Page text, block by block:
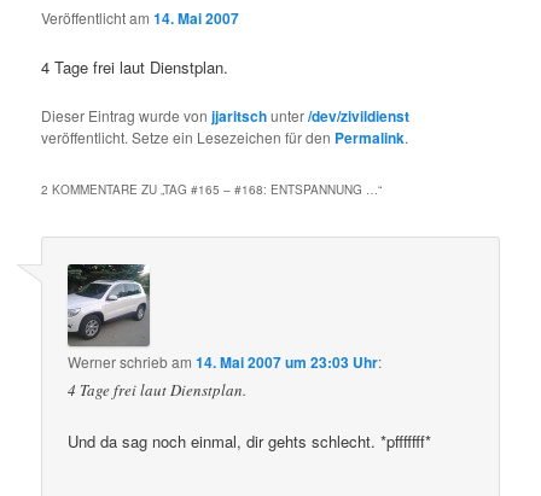
Veröffentlicht am14. Mai 2007
4 Tage frei laut Dienstplan.
Dieser Eintrag wurde vonjjaritschunter/dev/zivildienst
veröffentlicht. Setze ein Lesezeichen für den Permalink.
2 KOMMENTARE ZU „TAG #165 – #168: ENTSPANNUNG …“
Wernerschriebam14. Mai 2007 um 23:03 Uhr:
4 Tage frei laut Dienstplan.
Und da sag noch einmal, dir gehts schlecht. *pfffffff*